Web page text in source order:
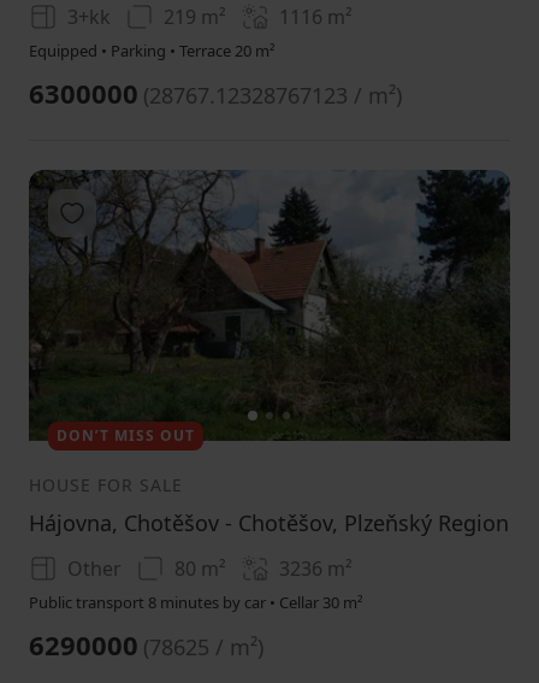
3+kk 219 m² 1116 m²
Equipped • Parking • Terrace 20 m²
6300000 (28767.12328767123 / m²)
12 3
Add to favorites
DON’T MISS OUT
HOUSE FOR SALE
Hájovna, Chotěšov - Chotěšov, Plzeňský Region
Other 80 m² 3236 m²
Public transport 8 minutes by car • Cellar 30 m²
6290000 (78625 / m²)